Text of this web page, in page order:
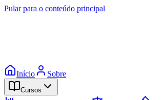
Pular para o conteúdo principal
Início Sobre
Cursos